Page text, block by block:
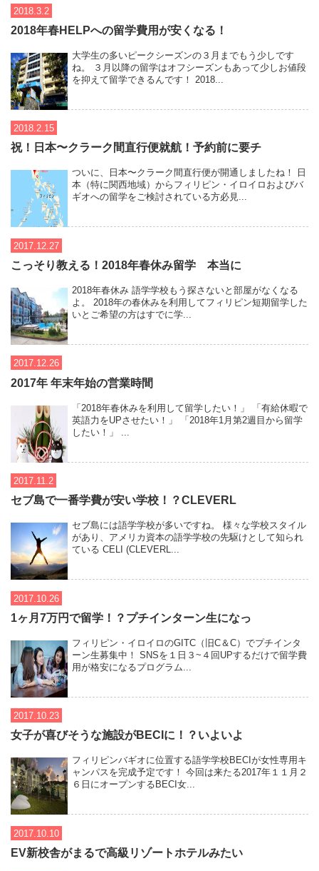
2018.3.2
2018年春HELPへの留学費用が安くなる！
大学生の多いピークシーズンの３月までもう少しです
ね。 ３月以降の留学はオフシーズンもあって少しお値段
を抑えて留学できるんです！ 2018...
2018.2.15
祝！日本〜クラーク間直行便就航！予約前に要チ
ついに、日本〜クラーク間直行便が開通しましたね！ 日
本（特に関西地域）からフィリピン・イロイロおよびバ
ギオへの留学をご検討されている方必見...
2017.12.27
こっそり教える！2018年春休み留学 本当に
2018年春休み 語学学校もう探さないと部屋がなくなる
よ。 2018年の春休みを利用してフィリピン短期留学した
いとご希望の方はすでに学...
2017.12.26
2017年 年末年始の営業時間
「2018年春休みを利用して留学したい！」 「有給休暇で
英語力をUPさせたい！」 「2018年1月第2週目から留学
したい！」 ...
2017.11.2
セブ島で一番学費が安い学校！？CLEVERL
セブ島には語学学校が多いですね。 様々な学校スタイル
があり、アメリカ資本の語学学校の先駆けとして知られ
ている CELI (CLEVERL...
2017.10.26
1ヶ月7万円で留学！？プチインターン生になっ
フィリピン・イロイロのGITC（旧C＆C）でプチインタ
ーン生募集中！ SNSを１日３~４回UPするだけで留学費
用が格安になるプログラム...
2017.10.23
女子が喜びそうな施設がBECIに！？いよいよ
フィリピンバギオに位置する語学学校BECIが女性専用キ
ャンパスを完成予定です！ 今回は来たる2017年１１月２
６日にオープンするBECI女...
2017.10.10
EV新校舎がまるで高級リゾートホテルみたい